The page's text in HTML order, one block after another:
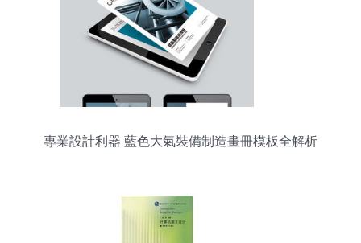
專業設計利器 藍色大氣裝備制造畫冊模板全解析